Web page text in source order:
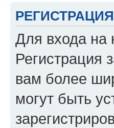
РЕГИСТРАЦИЯ
Для входа на
Регистрация
вам более
могут быть